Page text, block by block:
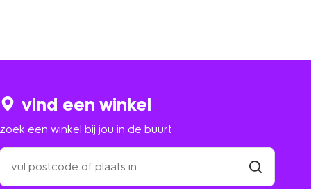
vind een winkel
zoek een winkel bij jou in de buurt
zoek
een
winkel